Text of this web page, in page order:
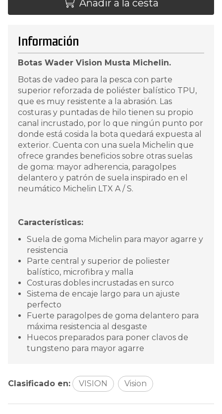
Añadir a la cesta
Información
Botas Wader Vision Musta Michelin.
Botas de vadeo para la pesca con parte
superior reforzada de poliéster balístico TPU,
que es muy resistente a la abrasión. Las
costuras y puntadas de hilo tienen su propio
canal incrustado, por lo que ningún punto por
donde está cosida la bota quedará expuesta al
exterior. Cuenta con una suela Michelin que
ofrece grandes beneficios sobre otras suelas
de goma: mayor adherencia, paragolpes
delantero y patrón de suela inspirado en el
neumático Michelin LTX A / S.
Características:
Suela de goma Michelin para mayor agarre y
resistencia
Parte central y superior de poliester
balístico, microfibra y malla
Costuras dobles incrustadas en surco
Sistema de encaje largo para un ajuste
perfecto
Fuerte paragolpes de goma delantero para
máxima resistencia al desgaste
Huecos preparados para poner clavos de
tungsteno para mayor agarre
Clasificado en: VISION Vision